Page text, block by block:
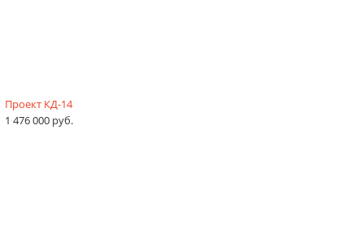
Проект КД-14
1 476 000 руб.